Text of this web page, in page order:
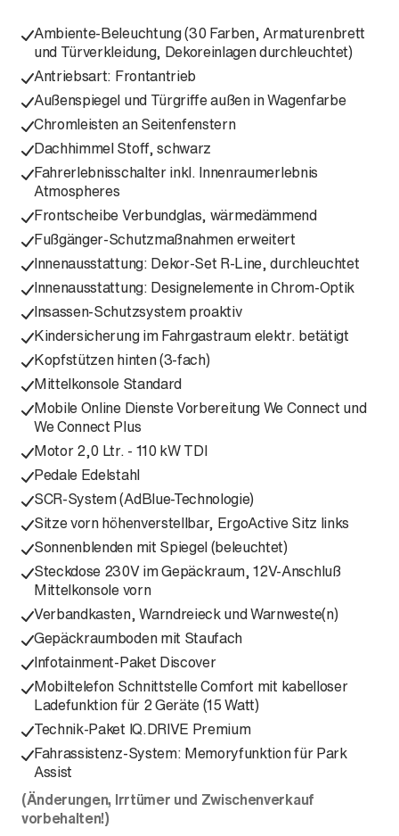
Ambiente-Beleuchtung (30 Farben, Armaturenbrett
und Türverkleidung, Dekoreinlagen durchleuchtet)
Antriebsart: Frontantrieb
Außenspiegel und Türgriffe außen in Wagenfarbe
Chromleisten an Seitenfenstern
Dachhimmel Stoff, schwarz
Fahrerlebnisschalter inkl. Innenraumerlebnis
Atmospheres
Frontscheibe Verbundglas, wärmedämmend
Fußgänger-Schutzmaßnahmen erweitert
Innenausstattung: Dekor-Set R-Line, durchleuchtet
Innenausstattung: Designelemente in Chrom-Optik
Insassen-Schutzsystem proaktiv
Kindersicherung im Fahrgastraum elektr. betätigt
Kopfstützen hinten (3-fach)
Mittelkonsole Standard
Mobile Online Dienste Vorbereitung We Connect und
We Connect Plus
Motor 2,0 Ltr. - 110 kW TDI
Pedale Edelstahl
SCR-System (AdBlue-Technologie)
Sitze vorn höhenverstellbar, ErgoActive Sitz links
Sonnenblenden mit Spiegel (beleuchtet)
Steckdose 230V im Gepäckraum, 12V-Anschluß
Mittelkonsole vorn
Verbandkasten, Warndreieck und Warnweste(n)
Gepäckraumboden mit Staufach
Infotainment-Paket Discover
Mobiltelefon Schnittstelle Comfort mit kabelloser
Ladefunktion für 2 Geräte (15 Watt)
Technik-Paket IQ.DRIVE Premium
Fahrassistenz-System: Memoryfunktion für Park
Assist
(Änderungen, Irrtümer und Zwischenverkauf
vorbehalten!)